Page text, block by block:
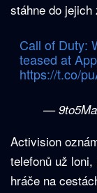
stáhne do
Call of Duty:
teased at
https://t.co/
—
Activision
telefonů už
hráče na